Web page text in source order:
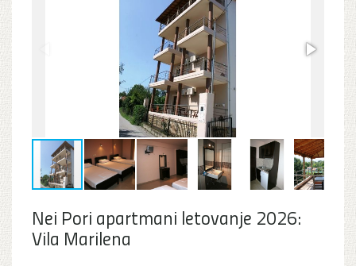
Nei Pori apartmani letovanje 2026:
Vila Marilena